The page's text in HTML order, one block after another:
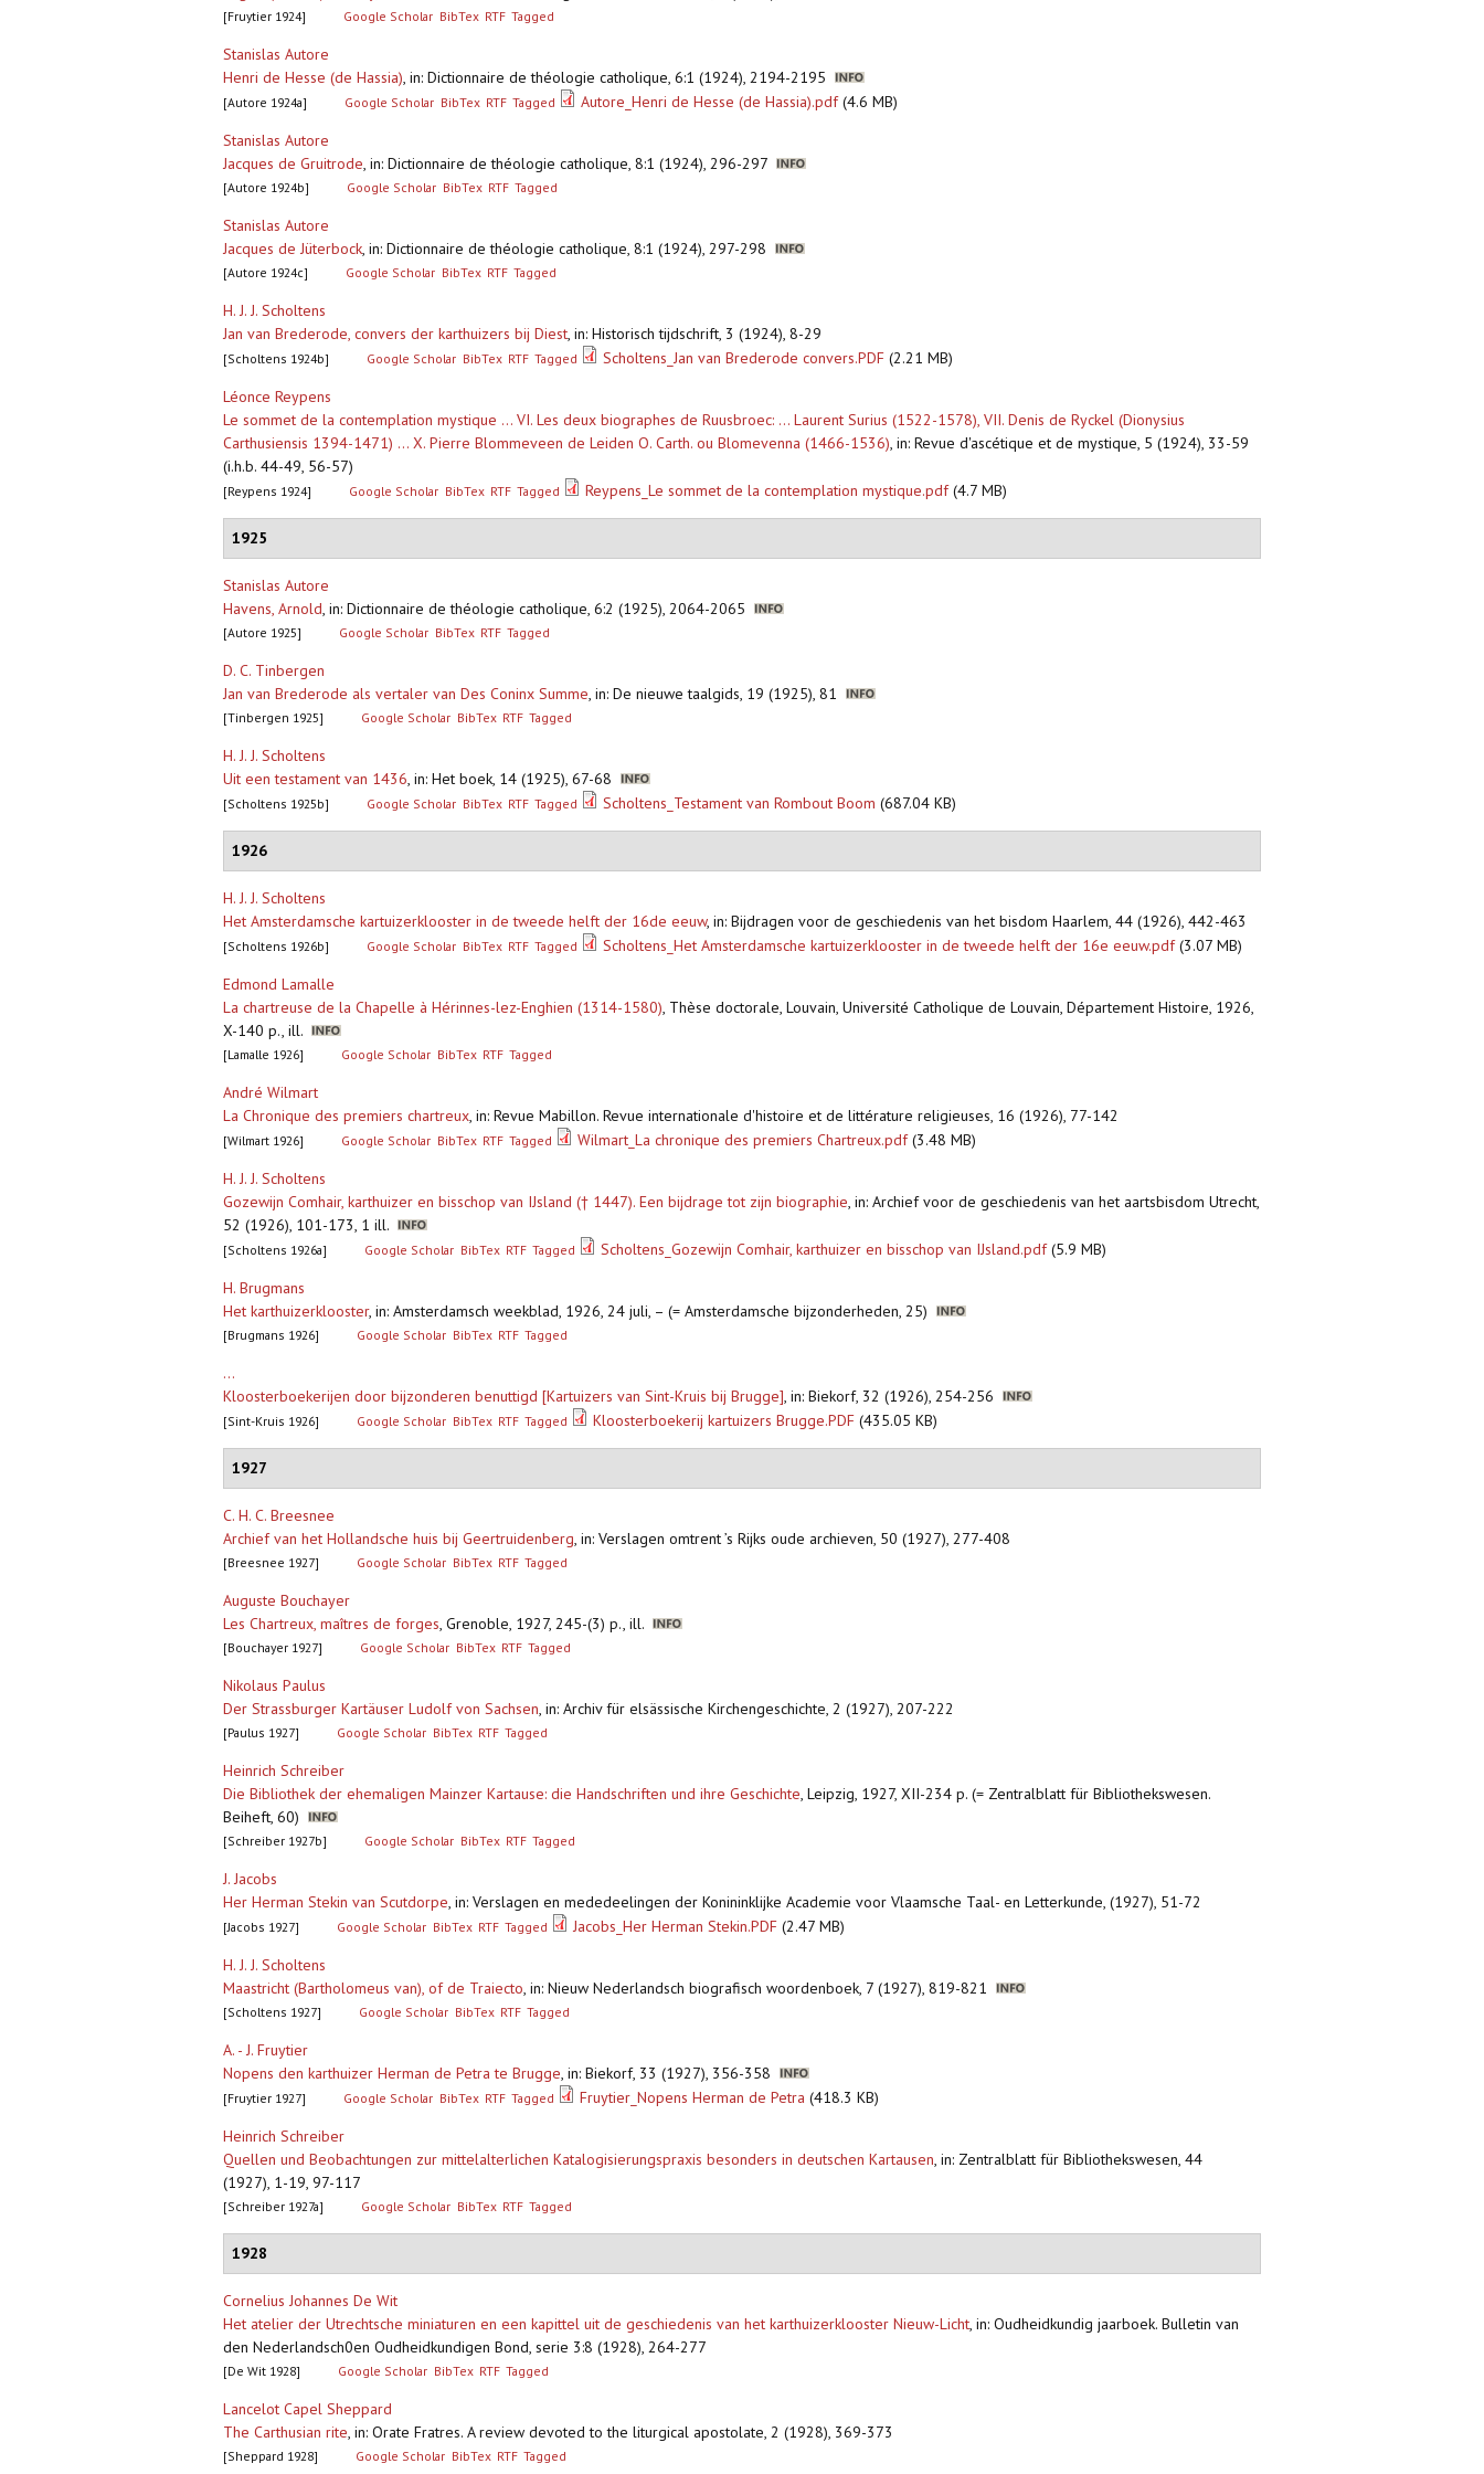
[Fruytier 1924] Google Scholar BibTex RTF Tagged
Stanislas Autore
Henri de Hesse (de Hassia), in: Dictionnaire de théologie catholique, 6:1 (1924), 2194-2195
[Autore 1924a] Google Scholar BibTex RTF Tagged Autore_Henri de Hesse (de Hassia).pdf(4.6 MB)
Stanislas Autore
Jacques de Gruitrode, in: Dictionnaire de théologie catholique, 8:1 (1924), 296-297
[Autore 1924b] Google Scholar BibTex RTF Tagged
Stanislas Autore
Jacques de Jüterbock, in: Dictionnaire de théologie catholique, 8:1 (1924), 297-298
[Autore 1924c] Google Scholar BibTex RTF Tagged
H. J. J. Scholtens
Jan van Brederode, convers der karthuizers bij Diest, in: Historisch tijdschrift, 3 (1924), 8-29
[Scholtens 1924b] Google Scholar BibTex RTF Tagged Scholtens_Jan van Brederode convers.PDF (2.21 MB)
Léonce Reypens
Le sommet de la contemplation mystique ... VI. Les deux biographes de Ruusbroec: ... Laurent Surius (1522-1578), VII. Denis de Ryckel (Dionysius
Carthusiensis 1394-1471) ... X. Pierre Blommeveen de Leiden O. Carth. ou Blomevenna (1466-1536), in: Revue d'ascétique et de mystique, 5 (1924), 33-59
(i.h.b. 44-49, 56-57)
[Reypens 1924] Google Scholar BibTex RTF Tagged Reypens_Le sommet de la contemplation mystique.pdf(4.7 MB)
1925
Stanislas Autore
Havens, Arnold, in: Dictionnaire de théologie catholique, 6:2 (1925), 2064-2065
[Autore 1925] Google Scholar BibTex RTF Tagged
D. C. Tinbergen
Jan van Brederode als vertaler van Des Coninx Summe, in: De nieuwe taalgids, 19 (1925), 81
[Tinbergen 1925] Google Scholar BibTex RTF Tagged
H. J. J. Scholtens
Uit een testament van 1436, in: Het boek, 14 (1925), 67-68
[Scholtens 1925b] Google Scholar BibTex RTF Tagged Scholtens_Testament van Rombout Boom (687.04 KB)
1926
H. J. J. Scholtens
Het Amsterdamsche kartuizerklooster in de tweede helft der 16de eeuw, in: Bijdragen voor de geschiedenis van het bisdom Haarlem, 44 (1926), 442-463
[Scholtens 1926b] Google Scholar BibTex RTF Tagged Scholtens_Het Amsterdamsche kartuizerklooster in de tweede helft der 16e eeuw.pdf(3.07 MB)
Edmond Lamalle
La chartreuse de la Chapelle à Hérinnes-lez-Enghien (1314-1580), Thèse doctorale, Louvain, Université Catholique de Louvain, Département Histoire, 1926,
X-140 p., ill.
[Lamalle 1926] Google Scholar BibTex RTF Tagged
André Wilmart
La Chronique des premiers chartreux, in: Revue Mabillon. Revue internationale d'histoire et de littérature religieuses, 16 (1926), 77-142
[Wilmart 1926] Google Scholar BibTex RTF Tagged Wilmart_La chronique des premiers Chartreux.pdf(3.48 MB)
H. J. J. Scholtens
Gozewijn Comhair, karthuizer en bisschop van IJsland († 1447). Een bijdrage tot zijn biographie, in: Archief voor de geschiedenis van het aartsbisdom Utrecht,
52 (1926), 101-173, 1 ill.
[Scholtens 1926a] Google Scholar BibTex RTF Tagged Scholtens_Gozewijn Comhair, karthuizer en bisschop van IJsland.pdf(5.9 MB)
H. Brugmans
Het karthuizerklooster, in: Amsterdamsch weekblad, 1926, 24 juli, – (= Amsterdamsche bijzonderheden, 25)
[Brugmans 1926] Google Scholar BibTex RTF Tagged
...
Kloosterboekerijen door bijzonderen benuttigd [Kartuizers van Sint-Kruis bij Brugge], in: Biekorf, 32 (1926), 254-256
[Sint-Kruis 1926] Google Scholar BibTex RTF Tagged Kloosterboekerij kartuizers Brugge.PDF (435.05 KB)
1927
C. H. C. Breesnee
Archief van het Hollandsche huis bij Geertruidenberg, in: Verslagen omtrent ’s Rijks oude archieven, 50 (1927), 277-408
[Breesnee 1927] Google Scholar BibTex RTF Tagged
Auguste Bouchayer
Les Chartreux, maîtres de forges, Grenoble, 1927, 245-(3) p., ill.
[Bouchayer 1927] Google Scholar BibTex RTF Tagged
Nikolaus Paulus
Der Strassburger Kartäuser Ludolf von Sachsen, in: Archiv für elsässische Kirchengeschichte, 2 (1927), 207-222
[Paulus 1927] Google Scholar BibTex RTF Tagged
Heinrich Schreiber
Die Bibliothek der ehemaligen Mainzer Kartause: die Handschriften und ihre Geschichte, Leipzig, 1927, XII-234 p. (= Zentralblatt für Bibliothekswesen.
Beiheft, 60)
[Schreiber 1927b] Google Scholar BibTex RTF Tagged
J. Jacobs
Her Herman Stekin van Scutdorpe, in: Verslagen en mededeelingen der Konininklijke Academie voor Vlaamsche Taal- en Letterkunde, (1927), 51-72
[Jacobs 1927] Google Scholar BibTex RTF Tagged Jacobs_Her Herman Stekin.PDF (2.47 MB)
H. J. J. Scholtens
Maastricht (Bartholomeus van), of de Traiecto, in: Nieuw Nederlandsch biografisch woordenboek, 7 (1927), 819-821
[Scholtens 1927] Google Scholar BibTex RTF Tagged
A. - J. Fruytier
Nopens den karthuizer Herman de Petra te Brugge, in: Biekorf, 33 (1927), 356-358
[Fruytier 1927] Google Scholar BibTex RTF Tagged Fruytier_Nopens Herman de Petra (418.3 KB)
Heinrich Schreiber
Quellen und Beobachtungen zur mittelalterlichen Katalogisierungspraxis besonders in deutschen Kartausen, in: Zentralblatt für Bibliothekswesen, 44
(1927), 1-19, 97-117
[Schreiber 1927a] Google Scholar BibTex RTF Tagged
1928
Cornelius Johannes De Wit
Het atelier der Utrechtsche miniaturen en een kapittel uit de geschiedenis van het karthuizerklooster Nieuw-Licht, in: Oudheidkundig jaarboek. Bulletin van
den Nederlandsch0en Oudheidkundigen Bond, serie 3:8 (1928), 264-277
[De Wit 1928] Google Scholar BibTex RTF Tagged
Lancelot Capel Sheppard
The Carthusian rite, in: Orate Fratres. A review devoted to the liturgical apostolate, 2 (1928), 369-373
[Sheppard 1928] Google Scholar BibTex RTF Tagged